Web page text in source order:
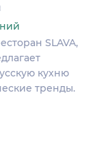
SLAVA,
кухню
тренды.